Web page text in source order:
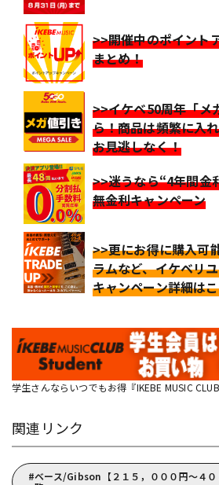
>>開催中のポイント
まとめ！
>>イケベ50周年「メ
ら！商品は頻繁に入
お見逃しなく！
>>迷うなら“4年間金
無金利キャンペーン
>>更にお得に購入可
ラムなど、イケベリ
キャンペーン詳細は
学生さんならいつでもお得『IKEBE MUSIC
関連リンク
ベース/Gibson【２１５，０００円～４